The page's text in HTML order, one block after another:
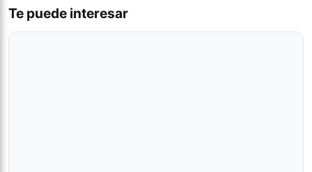
Te puede interesar